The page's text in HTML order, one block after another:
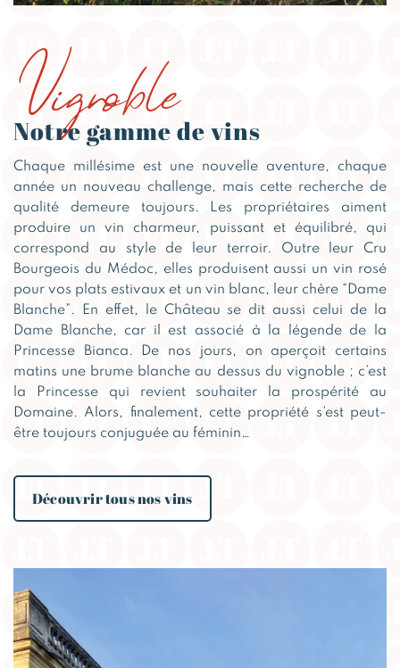
Vignoble
Notre gamme de vins
Chaque millésime est une nouvelle aventure, chaque
année un nouveau challenge, mais cette recherche de
qualité demeure toujours. Les propriétaires aiment
produire un vin charmeur, puissant et équilibré, qui
correspond au style de leur terroir. Outre leur Cru
Bourgeois du Médoc, elles produisent aussi un vin rosé
pour vos plats estivaux et un vin blanc, leur chère “Dame
Blanche”. En effet, le Château se dit aussi celui de la
Dame Blanche, car il est associé à la légende de la
Princesse Bianca. De nos jours, on aperçoit certains
matins une brume blanche au dessus du vignoble ; c’est
la Princesse qui revient souhaiter la prospérité au
Domaine. Alors, finalement, cette propriété s’est peut-
être toujours conjuguée au féminin…
Découvrir tous nos vins